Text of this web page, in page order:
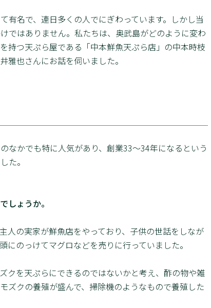
有名で、連日多くの人でにぎわっています。しかし当
ではありません。私たちは、奥武島がどのように変わ
持つ天ぷら屋である「中本鮮魚天ぷら店」の中本時枝
雅也さんにお話を伺いました。
なかでも特に人気があり、創業33～34年になるという
た。
しょうか。
人の実家が鮮魚店をやっており、子供の世話をしなが
のっけてマグロなどを売りに行っていました。
クを天ぷらにできるのではないかと考え、酢の物や雑
ズクの養殖が盛んで、掃除機のようなもので養殖した